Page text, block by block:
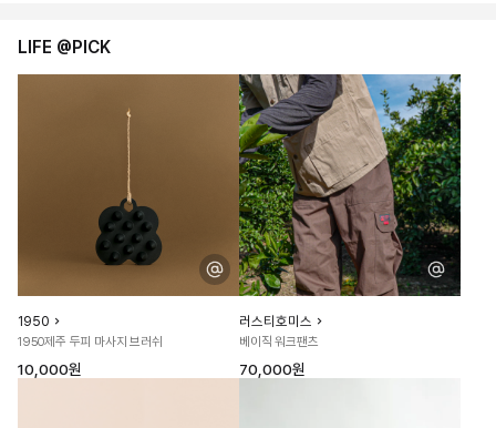
LIFE @PICK
1950
1950제주 두피 마사지 브러쉬
10,000원
러스티호미스
베이직 워크팬츠
70,000원